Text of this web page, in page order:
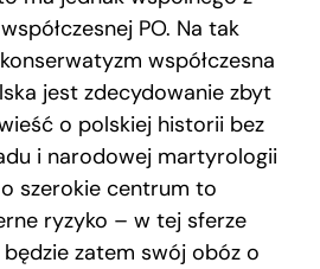
PO. Na tak
współczesna
jest zdecydowanie zbyt
o polskiej historii bez
i narodowej martyrologii
szerokie centrum to
ryzyko – w tej sferze
będzie zatem swój obóz o